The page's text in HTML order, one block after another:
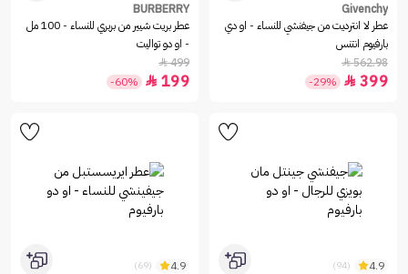
Givenchy
عطر لا انترديت من جيفنشي للنساء - او دي
بارفيوم انتنس
562.98

399

-29%
BURBERRY
عطر بريت شيير من بربري للنساء - 100 مل
- او دو تواليت
499

199

-60%
4.9
(94)
4.9
(69)